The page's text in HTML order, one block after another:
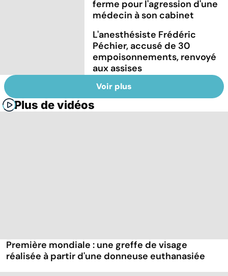
ferme pour l'agression d'une
médecin à son cabinet
L'anesthésiste Frédéric
Péchier, accusé de 30
empoisonnements, renvoyé
aux assises
Voir plus
Plus de vidéos
Première mondiale : une greffe de visage
réalisée à partir d'une donneuse euthanasiée